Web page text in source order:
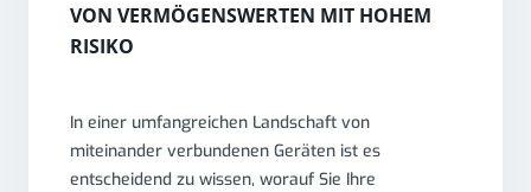
VON VERMÖGENSWERTEN MIT HOHEM
RISIKO
In einer umfangreichen Landschaft von
miteinander verbundenen Geräten ist es
entscheidend zu wissen, worauf Sie Ihre